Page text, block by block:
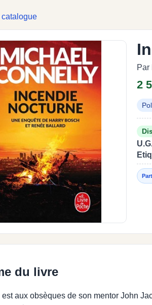
Par
2
du livre
aux obsèques de son mentor John